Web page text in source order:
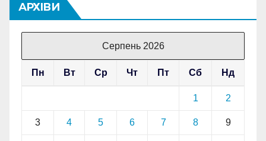
АРХІВИ
Серпень 2026
Пн Вт Ср Чт Пт Сб Нд
1 2
3 4 5 6 7 8 9